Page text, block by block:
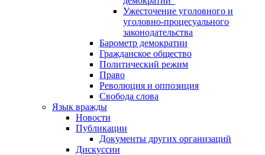
Ужесточение уголовного и
уголовно-процесуального
законодательства
Барометр демократии
Гражданское общество
Политический режим
Право
Революция и оппозиция
Свобода слова
Язык вражды
Новости
Публикации
Документы других организаций
Дискуссии